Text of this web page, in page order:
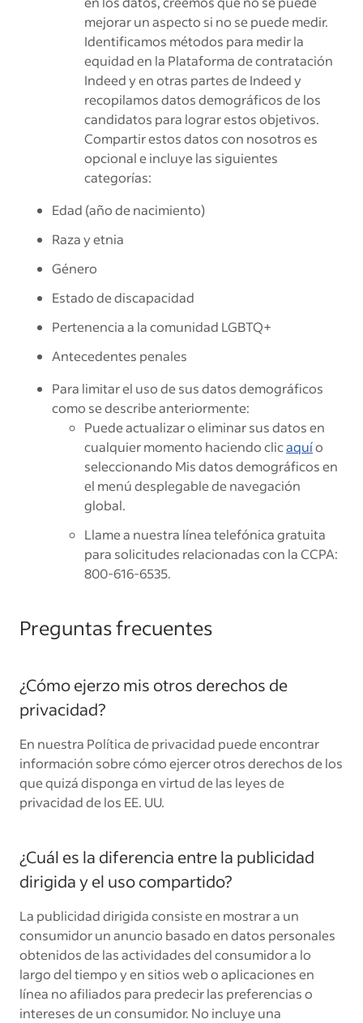
mejorar un aspecto si no se puede medir.
Identificamos métodos para medir la
equidad en la Plataforma de contratación
Indeed y en otras partes de Indeed y
recopilamos datos demográficos de los
candidatos para lograr estos objetivos.
Compartir estos datos con nosotros es
opcional e incluye las siguientes
categorías:
Edad (año de nacimiento)
Raza y etnia
Género
Estado de discapacidad
Pertenencia a la comunidad LGBTQ+
Antecedentes penales
Para limitar el uso de sus datos demográficos
como se describe anteriormente:
Puede actualizar o eliminar sus datos en
cualquier momento haciendo clicaquío
seleccionando Mis datos demográficos en
el menú desplegable de navegación
global.
Llame a nuestra línea telefónica gratuita
para solicitudes relacionadas con la CCPA:
800-616-6535.
Preguntas frecuentes
¿Cómo ejerzo mis otros derechos de
privacidad?
En nuestra Política de privacidad puede encontrar
información sobre cómo ejercer otros derechos de los
que quizá disponga en virtud de las leyes de
privacidad de los EE. UU.
¿Cuál es la diferencia entre la publicidad
dirigida y el uso compartido?
La publicidad dirigida consiste en mostrar a un
consumidor un anuncio basado en datos personales
obtenidos de las actividades del consumidor a lo
largo del tiempo y en sitios web o aplicaciones en
línea no afiliados para predecir las preferencias o
intereses de un consumidor. No incluye una